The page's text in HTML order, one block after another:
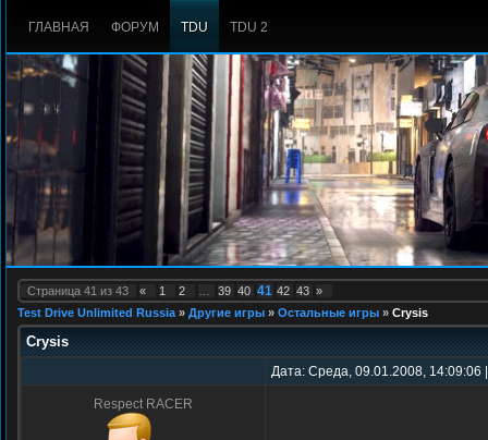
ГЛАВНАЯ ФОРУМ TDU TDU 2
Страница 41 из 43 « 1 2 39 40 41 42 43 »
Test Drive Unlimited Russia » Другие игры » Остальные игры » Crysis
Crysis
Дата: Среда, 09.01.2008,
Respect RACER